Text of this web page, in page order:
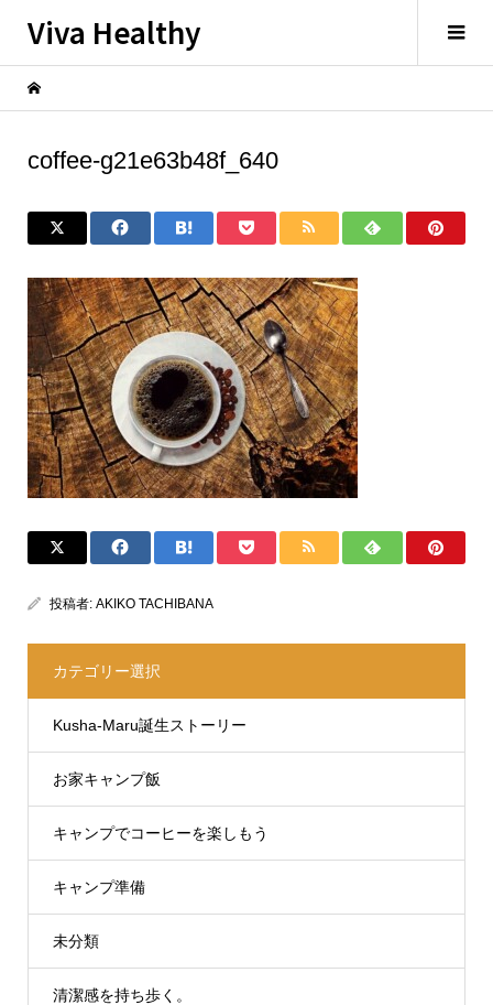
Viva Healthy
coffee-g21e63b48f_640
投稿者: AKIKO TACHIBANA
カテゴリー選択
Kusha-Maru誕生ストーリー
お家キャンプ飯
キャンプでコーヒーを楽しもう
キャンプ準備
未分類
清潔感を持ち歩く。